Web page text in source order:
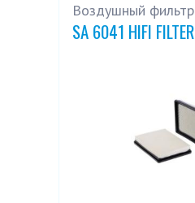
Воздушный фильтр
SA 6041 HIFI FILTER